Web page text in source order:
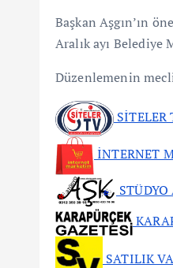
Başkan Aşgın’ın
Aralık ayı Belediye
Düzenlemenin
İNTERNET
SATILIK